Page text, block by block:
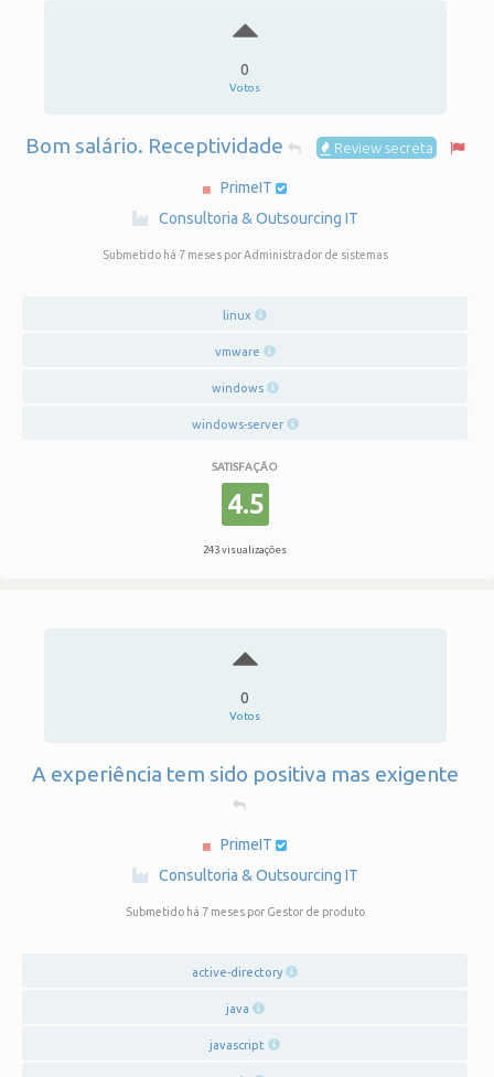
0
Votos
Bom salário. Receptividade Review secreta
PrimeIT
·
Consultoria & Outsourcing IT
Submetido há 7 meses por Administrador de sistemas
linux
vmware
windows
windows-server
SATISFAÇÃO
4.5
243 visualizações
0
Votos
A experiência tem sido positiva mas exigente
PrimeIT
·
Consultoria & Outsourcing IT
Submetido há 7 meses por Gestor de produto
active-directory
java
javascript